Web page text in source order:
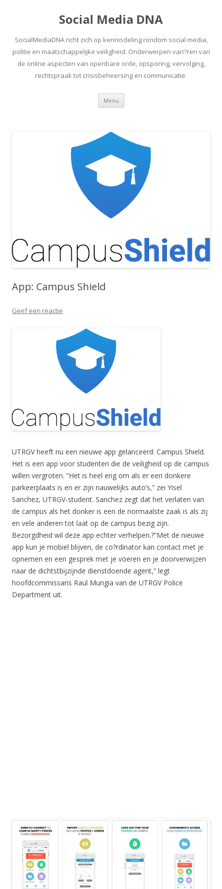
Social Media DNA
SocialMediaDNA richt zich op kennisdeling rondom social media,
politie en maatschappelijke veiligheid. Onderwerpen vari?ren van
de online aspecten van openbare orde, opsporing, vervolging,
rechtspraak tot crisisbeheersing en communicatie.
Menu Spring
inhoud
App: Campus Shield
Geef een reactie
UTRGV heeft nu een nieuwe app gelanceerd: Campus Shield.
Het is een app voor studenten die de veiligheid op de campus
willen vergroten. “Het is heel eng om als er een donkere
parkeerplaats is en er zijn nauwelijks auto’s,” zei Yisel
Sanchez, UTRGV-student. Sanchez zegt dat het verlaten van
de campus als het donker is een de normaalste zaak is als zij
en vele anderen tot laat op de campus bezig zijn.
Bezorgdheid wil deze app echter verhelpen.?”Met de nieuwe
app kun je mobiel blijven, de co?rdinator kan contact met je
opnemen en een gesprek met je voeren en je doorverwijzen
naar de dichtstbijzijnde dienstdoende agent,” legt
hoofdcommissaris Raul Mungia van de UTRGV Police
Department uit.